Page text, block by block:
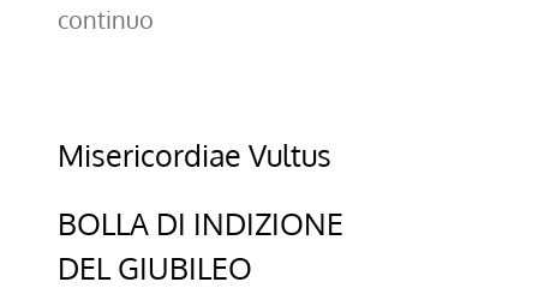
continuo
Misericordiae Vultus
BOLLA DI INDIZIONE
DEL GIUBILEO